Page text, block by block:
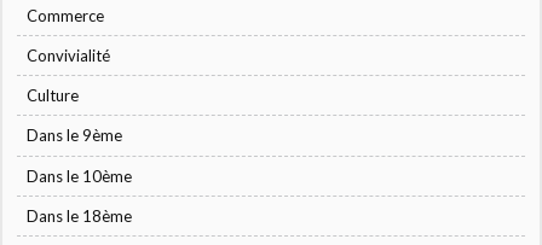
Commerce
Convivialité
Culture
Dans le 9ème
Dans le 10ème
Dans le 18ème